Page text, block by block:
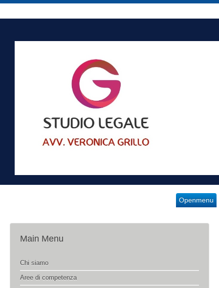
Openmenu
Main Menu
Chi siamo
Aree di competenza